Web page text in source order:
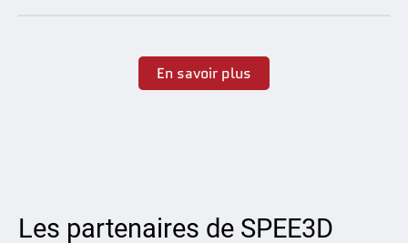
En savoir plus
Les partenaires de SPEE3D